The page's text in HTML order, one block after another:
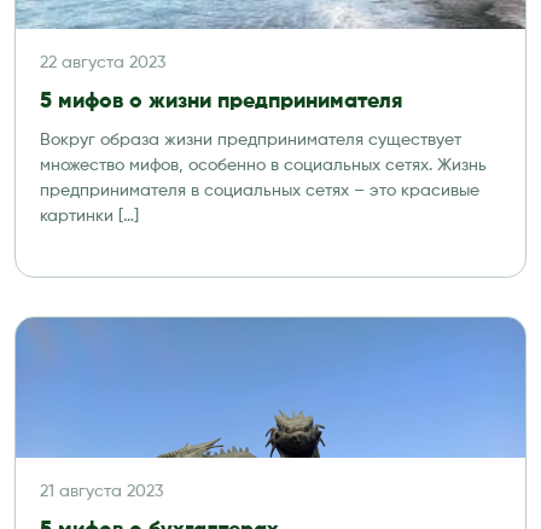
22 августа 2023
5 мифов о жизни предпринимателя
Вокруг образа жизни предпринимателя существует
множество мифов, особенно в социальных сетях. Жизнь
предпринимателя в социальных сетях – это красивые
картинки […]
21 августа 2023